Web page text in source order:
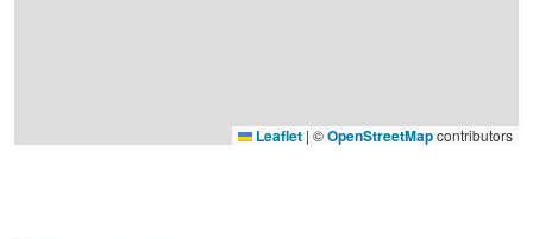
Leaflet | ©OpenStreetMapcontributors